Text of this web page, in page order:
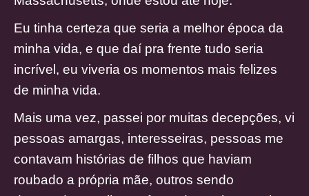
Eu tinha certeza que seria a melhor época da
minha vida, e que daí pra frente tudo seria
incrível, eu viveria os momentos mais felizes
de minha vida.
Mais uma vez, passei por muitas decepções, vi
pessoas amargas, interesseiras, pessoas me
contavam histórias de filhos que haviam
roubado a própria mãe, outros sendo